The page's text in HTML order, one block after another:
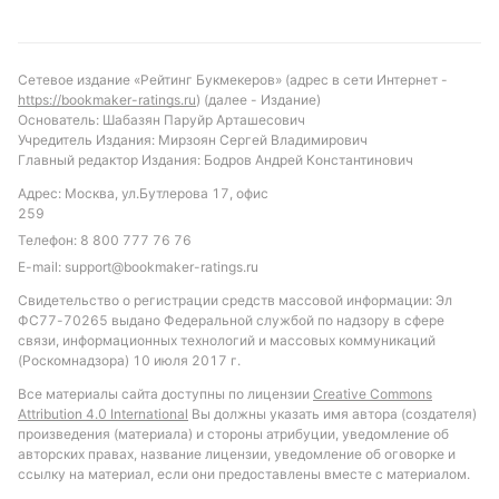
Прогноз и рекомендации по ставкам
С учётом текущей формы и статистики, более
вероятной выглядит победа Того, который
демонстрирует более сбалансированную игру и
лучшее соотношение забитых и пропущенных
голов. Однако не исключена и результативная игра
с обеих сторон, учитывая средний показатель
голов за матч. Рекомендуемой ставкой может
стать вариант с тоталом больше 1.5 голов, что
соответствует общей тенденции турнира. Также
стоит обратить внимание на возможность жёлтых
карточек, учитывая средний уровень фолов и
жёсткую борьбу в центре поля.
Сетевое издание «Рейтинг Букмекеров» (адрес в сети Интернет -
https://bookmaker-ratings.ru) (далее - Издание)
Основатель: Шабазян Паруйр Арташесович
Учредитель Издания: Мирзоян Сергей Владимирович
Главный редактор Издания: Бодров Андрей Константинович
Адрес: Москва, ул.Бутлерова 17, офис
259
Телефон: 8 800 777 76 76
E-mail: support@bookmaker-ratings.ru
Свидетельство о регистрации средств массовой информации: Эл
ФС77-70265 выдано Федеральной службой по надзору в сфере
связи, информационных технологий и массовых коммуникаций
(Роскомнадзора) 10 июля 2017 г.
Все материалы сайта доступны по лицензии Creative Commons
Attribution 4.0 International Вы должны указать имя автора (создателя)
произведения (материала) и стороны атрибуции, уведомление об
авторских правах, название лицензии, уведомление об оговорке и
ссылку на материал, если они предоставлены вместе с материалом.